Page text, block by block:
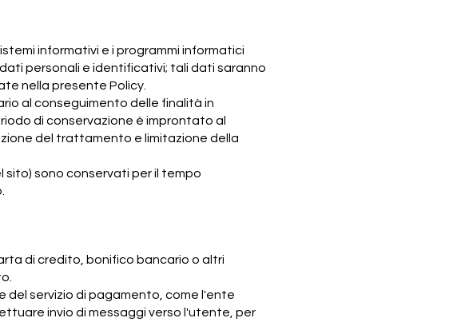
informativi e i programmi informatici
personali e identificativi; tali dati saranno
nella presente Policy.
al conseguimento delle finalità in
di conservazione è improntato al
del trattamento e limitazione della
sito) sono conservati per il tempo
di credito, bonifico bancario o altri
servizio di pagamento, come l'ente
invio di messaggi verso l'utente, per